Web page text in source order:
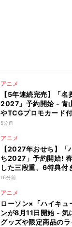
アニメ
【5年連続完売】「
2027」予約開始 - 青
やTCGプロモカード
5分前
アニメ
【2027年おせち】「
ち2027」予約開始!
した三段重、6特典付
16分前
アニメ
ローソン×「ハイキュ
ンが8月11日開始 - 気
グッズや限定商品の